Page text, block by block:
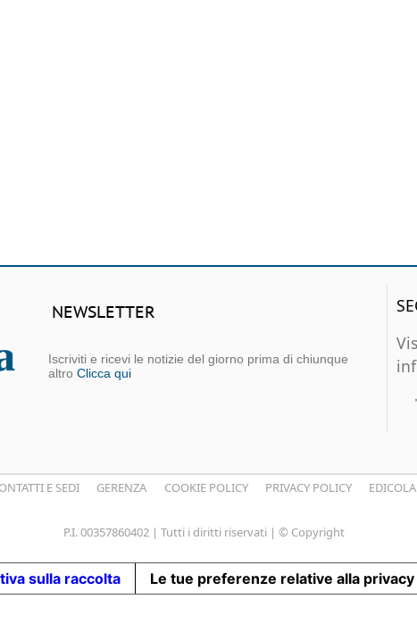
NEWSLETTER
Iscriviti e ricevi le notizie del giorno prima di chiunque
altro Clicca qui
E SEDI GERENZA COOKIE POLICY PRIVACY POLICY EDICOLA
P.I. 00357860402 | Tutti i diritti riservati | © Copyright
sulla raccolta Le tue preferenze relative alla privacy